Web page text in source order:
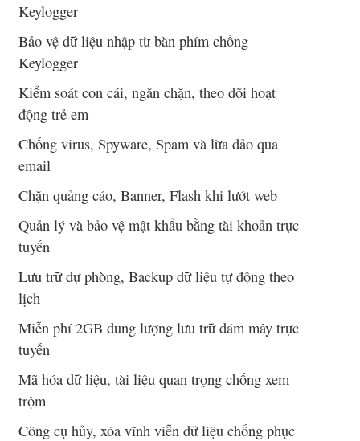
Keylogger
Bảo vệ dữ liệu nhập từ bàn phím chống
Keylogger
Kiểm soát con cái, ngăn chặn, theo dõi hoạt
động trẻ em
Chống virus, Spyware, Spam và lừa đảo qua
email
Chặn quảng cáo, Banner, Flash khi lướt web
Quản lý và bảo vệ mật khẩu bằng tài khoản trực
tuyến
Lưu trữ dự phòng, Backup dữ liệu tự động theo
lịch
Miễn phí 2GB dung lượng lưu trữ đám mây trực
tuyến
Mã hóa dữ liệu, tài liệu quan trọng chống xem
trộm
Công cụ hủy, xóa vĩnh viễn dữ liệu chống phục